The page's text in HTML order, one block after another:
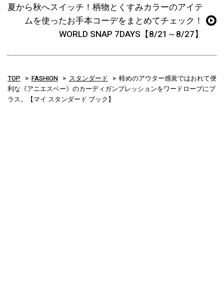
夏から秋へスイッチ！柄物とくすみカラーのアイテ
ムを使ったお手本コーデをまとめてチェック！
WORLD SNAP 7DAYS【8/21～8/27】
TOP FASHION スタンダード
軽めのアウター感覚ではおれて便
利な《アニエスベー》のカーディガンプレッションをワードローブにプ
ラス。【マイ スタンダード ブック】